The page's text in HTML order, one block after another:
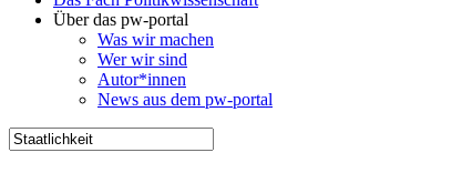
Über das pw-portal
Was wir machen
Wer wir sind
Autor*innen
News aus dem pw-portal